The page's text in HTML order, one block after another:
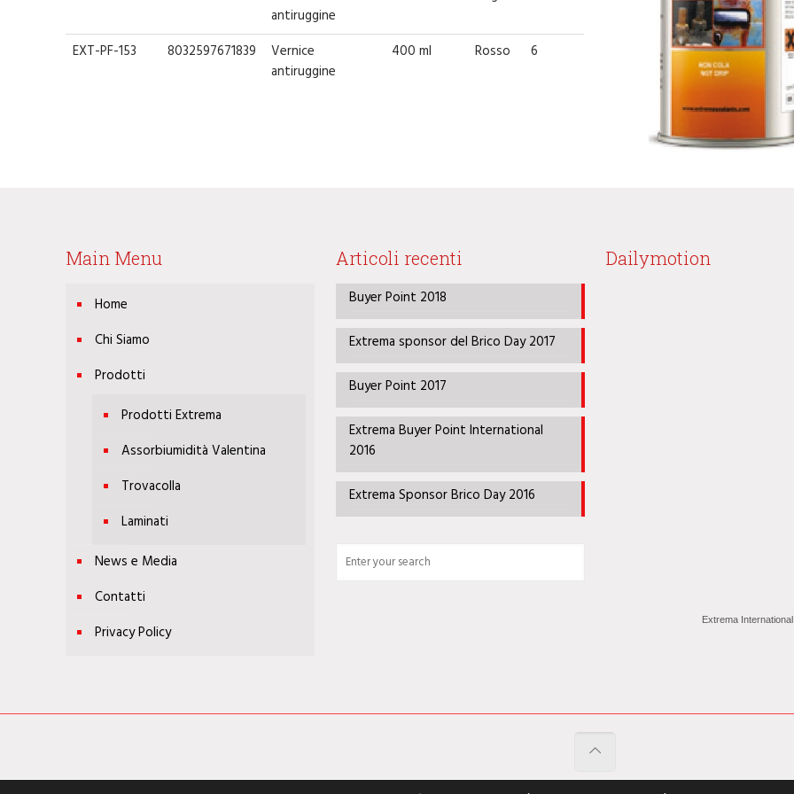
antiruggine
EXT-PF-153 8032597671839
Vernice
antiruggine
400 ml Rosso 6
Main Menu
Home
Chi Siamo
Prodotti
Prodotti Extrema
Assorbiumidità Valentina
Trovacolla
Laminati
News e Media
Contatti
Privacy Policy
Articoli recenti
Buyer Point 2018
Extrema sponsor del Brico Day 2017
Buyer Point 2017
Extrema Buyer Point International
2016
Extrema Sponsor Brico Day 2016
Dailymotion
Extrema International